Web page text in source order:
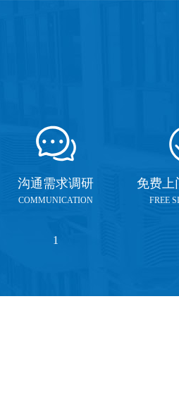
沟通需求调研
COMMUNICATION
1
免费上
FREE